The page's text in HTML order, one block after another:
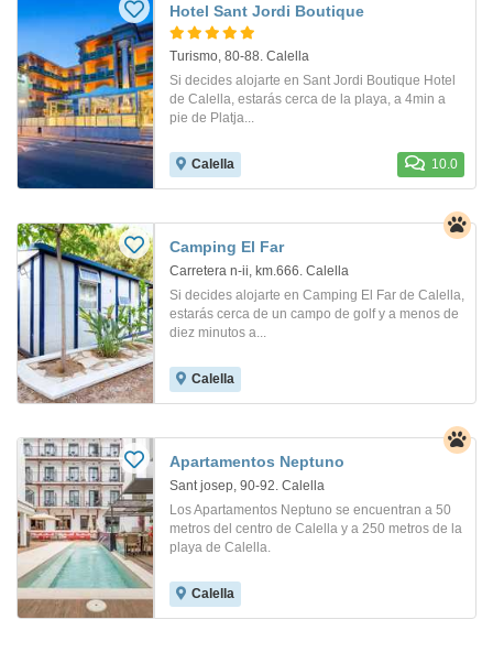
Hotel Sant Jordi Boutique
Turismo, 80-88. Calella
Si decides alojarte en Sant Jordi Boutique Hotel
de Calella, estarás cerca de la playa, a 4min a
pie de Platja...
Calella 10.0
Camping El Far
Carretera n-ii, km.666. Calella
Si decides alojarte en Camping El Far de Calella,
estarás cerca de un campo de golf y a menos de
diez minutos a...
Calella
Apartamentos Neptuno
Sant josep, 90-92. Calella
Los Apartamentos Neptuno se encuentran a 50
metros del centro de Calella y a 250 metros de la
playa de Calella.
Calella